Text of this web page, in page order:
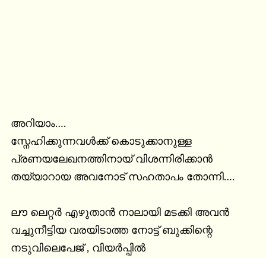
അറിയാം….
സ്നേഹിക്കുന്നവൾക്ക് കൊടുക്കാനുള്ള
പ്രണയലേഖനത്തിനായ് വിശന്നിരിക്കാൻ
തയ്യാറായ അവനോട് സഹതാപം തോന്നി….
ലൗ ലെറ്റർ എഴുതാൻ നാലായി മടക്കി അവൻ
വച്ചുനീട്ടിയ വരയിടാത്ത നോട്ട് ബുക്കിന്റെ
നടുവിലെപേജ് , വിയർപ്പിൽ